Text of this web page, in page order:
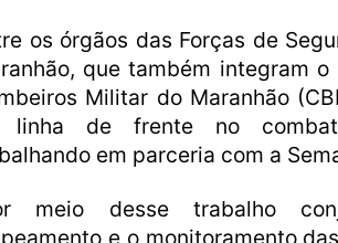
os órgãos das Forças de
que também integram
Militar do Maranhão
linha de frente no
em parceria com a
meio desse trabalho
e o monitoramento